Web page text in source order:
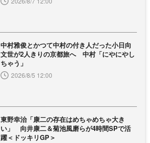
中村雅俊とかつて中村の付き人だった小日向
文世が2人きりの京都旅へ 中村「にやにやし
ちゃう」
2026/8/5 12:00
東野幸治「康二の存在はめちゃめちゃ大き
い」 向井康二＆菊池風磨らが4時間SPで活
躍＜ドッキリGP＞